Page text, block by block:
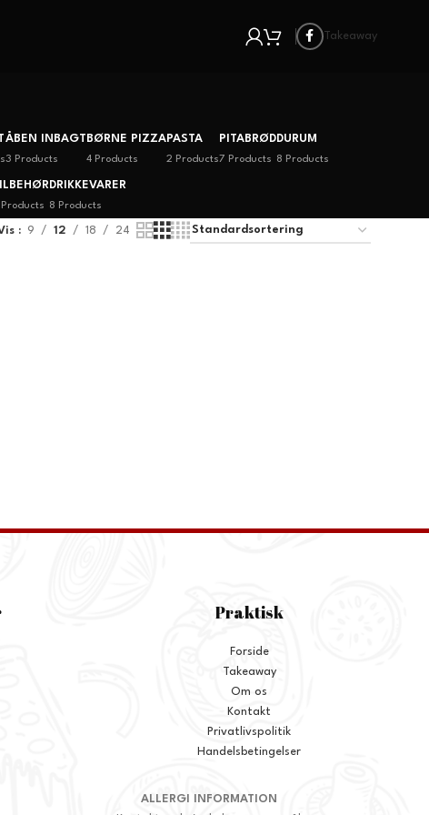
Takeaway
ÅBEN INBAGT
3 Products
BØRNE PIZZA
4 Products
PASTA
2 Products
PITABRØD
7 Products
DURUM
8 Products
DRIKKEVARER
8 Products
9 12 18 24
Praktisk
Forside
Takeaway
Om os
Kontakt
Privatlivspolitik
Handelsbetingelser
ALLERGI INFORMATION